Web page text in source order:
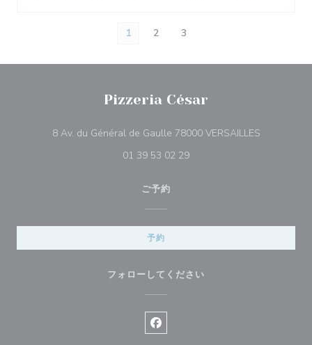
1 2 3
Pizzeria César
8 Av. du Général de Gaulle 78000 VERSAILLES((新しいウ
01 39 53 02 29
ご予約
予約
フォローしてください
Facebook ((新しいウィンドウ